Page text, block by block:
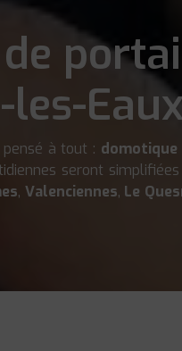
à tout :
seront
, Valenciennes, Le